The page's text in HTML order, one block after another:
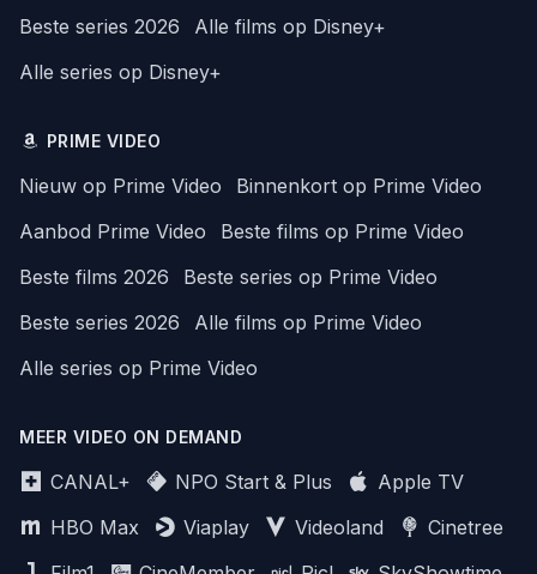
Beste series 2026
Alle films op Disney+
Alle series op Disney+
PRIME VIDEO
Nieuw op Prime Video
Binnenkort op Prime Video
Aanbod Prime Video
Beste films op Prime Video
Beste films 2026
Beste series op Prime Video
Beste series 2026
Alle films op Prime Video
Alle series op Prime Video
MEER VIDEO ON DEMAND
CANAL+ NPO Start & Plus
Apple TV
HBO Max
Viaplay Videoland
Cinetree